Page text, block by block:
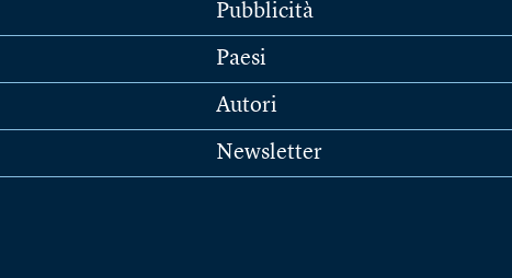
Pubblicità
Paesi
Autori
Newsletter